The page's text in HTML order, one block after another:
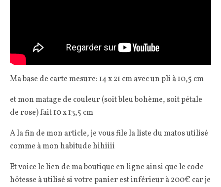
Ma base de carte mesure: 14 x 21 cm avec un pli à 10,5 cm
et mon matage de couleur (soit bleu bohème, soit pétale
de rose) fait 10 x 13,5 cm
A la fin de mon article, je vous file la liste du matos utilisé
comme à mon habitude hihiiii
Et voice le lien de ma boutique en ligne ainsi que le code
hôtesse à utilisé si votre panier est inférieur à 200€ car je